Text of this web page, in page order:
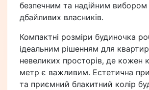
безпечним та надійним вибором
дбайливих власників.
Компактні розміри будиночка
ідеальним рішенням для
невеликих просторів, де кожен
метр є важливим. Естетична
та приємний блакитний колір